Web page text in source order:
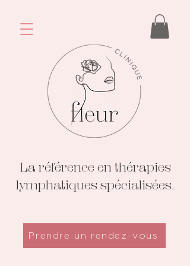
La référence en thérapies
lymphatiques spécialisées.
Prendre un rendez-vous